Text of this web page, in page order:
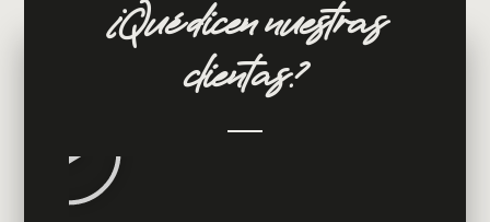
¿Qué dicen nuestras
clientas?